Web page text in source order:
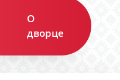
О
дворце